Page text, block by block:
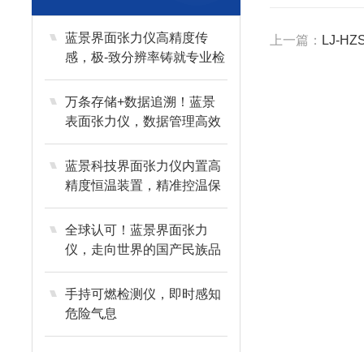
蓝景界面张力仪高精度传
感，极-致分辨率铸就专业检
测品质
万条存储+数据追溯！蓝景
表面张力仪，数据管理高效
无忧
蓝景科技界面张力仪内置高
精度恒温装置，精准控温保
障数据可靠
全球认可！蓝景界面张力
仪，走向世界的国产民族品
牌
手持可燃检测仪，即时感知
危险气息
上一篇： LJ-